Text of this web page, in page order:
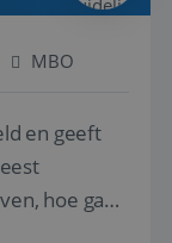
MBO
en geeft
hoe gaaf